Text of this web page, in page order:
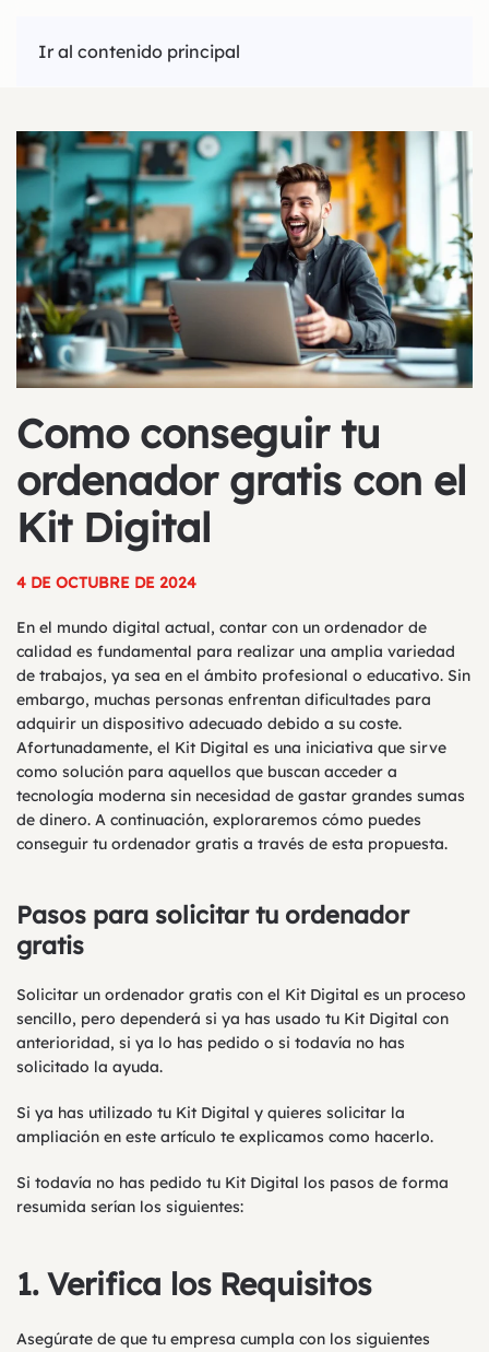
Ir al contenido principal
Como conseguir tu
ordenador gratis con el
Kit Digital
4 DE OCTUBRE DE 2024
En el mundo digital actual, contar con un ordenador de
calidad es fundamental para realizar una amplia variedad
de trabajos, ya sea en el ámbito profesional o educativo. Sin
embargo, muchas personas enfrentan dificultades para
adquirir un dispositivo adecuado debido a su coste.
Afortunadamente, el Kit Digital es una iniciativa que sirve
como solución para aquellos que buscan acceder a
tecnología moderna sin necesidad de gastar grandes sumas
de dinero. A continuación, exploraremos cómo puedes
conseguir tu ordenador gratis a través de esta propuesta.
Pasos para solicitar tu ordenador
gratis
Solicitar un ordenador gratis con el Kit Digital es un proceso
sencillo, pero dependerá si ya has usado tu Kit Digital con
anterioridad, si ya lo has pedido o si todavía no has
solicitado la ayuda.
Si ya has utilizado tu Kit Digital y quieres solicitar la
ampliación en este artículo te explicamos como hacerlo.
Si todavía no has pedido tu Kit Digital los pasos de forma
resumida serían los siguientes:
1. Verifica los Requisitos
Asegúrate de que tu empresa cumpla con los siguientes